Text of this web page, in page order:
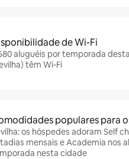
de Wi-Fi
aluguéis por temporada
têm Wi-Fi
populares para
os hóspedes adoram Self
mensais e Academia nos
nesta cidade